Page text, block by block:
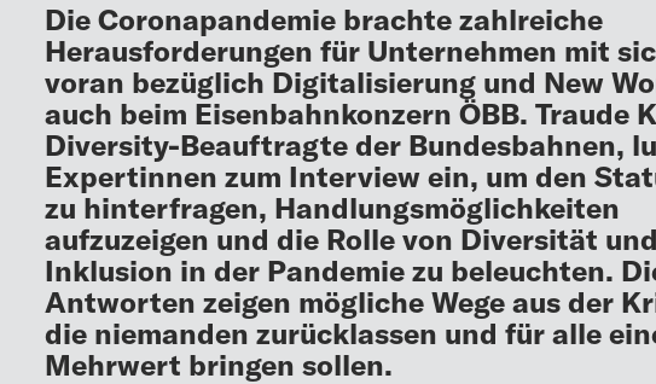
Die Coronapandemie brachte zahlreiche
Herausforderungen für Unternehmen mit
voran bezüglich Digitalisierung und New
auch beim Eisenbahnkonzern ÖBB. Traude
Diversity-Beauftragte der Bundesbahnen,
Expertinnen zum Interview ein, um den
zu hinterfragen, Handlungsmöglichkeiten
aufzuzeigen und die Rolle von Diversität und
Inklusion in der Pandemie zu beleuchten.
Antworten zeigen mögliche Wege aus der
die niemanden zurücklassen und für alle
Mehrwert bringen sollen.